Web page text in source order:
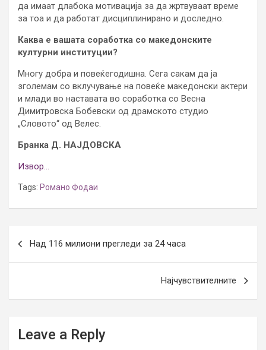
да имаат длабока мотивација за да жртвуваат време
за тоа и да работат дисциплинирано и доследно.
Каква е вашата соработка со македонските
културни институции?
Многу добра и повеќегодишна. Сега сакам да ја
зголемам со вклучување на повеќе македонски актери
и млади во наставата во соработка со Весна
Димитровска Бобевски од драмското студио
„Словото“ од Велес.
Бранка Д. НАЈДОВСКА
Извор…
Tags: Романо Фодаи
navigation
Над 116 милиони прегледи за 24 часа
Најчувствителните
Leave a Reply